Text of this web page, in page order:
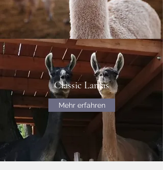
Classic Lamas
Mehr erfahren